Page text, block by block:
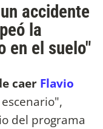
accidente
la
en el suelo"
caer Flavio
del programa